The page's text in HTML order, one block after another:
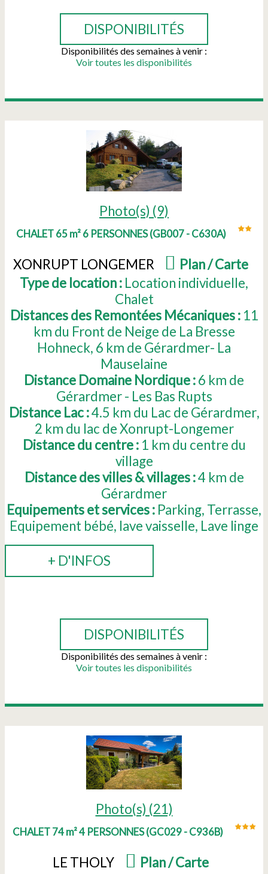
DISPONIBILITÉS
Disponibilités des semaines à venir :
Voir toutes les disponibilités
Photo(s) (9)
CHALET 65 m² 6 PERSONNES(GB007 - C630A)
XONRUPT LONGEMER Plan / Carte
Type de location : Location individuelle
Chalet
Distances des Remontées Mécaniques : 11
km du Front de Neige de La Bresse
Hohneck 6 km de Gérardmer- La
Mauselaine
Distance Domaine Nordique :6 km de
Gérardmer - Les Bas Rupts
Distance Lac :4.5 km du Lac de Gérardmer
2 km du lac de Xonrupt-Longemer
Distance du centre : 1 km du centre du
village
Distance des villes & villages :4 km de
Gérardmer
Equipements et services : Parking Terrasse
Equipement bébé lave vaisselle Lave linge
+ D'INFOS
DISPONIBILITÉS
Disponibilités des semaines à venir :
Voir toutes les disponibilités
Photo(s) (21)
CHALET 74 m² 4 PERSONNES(GC029 - C936B)
LE THOLY Plan / Carte)